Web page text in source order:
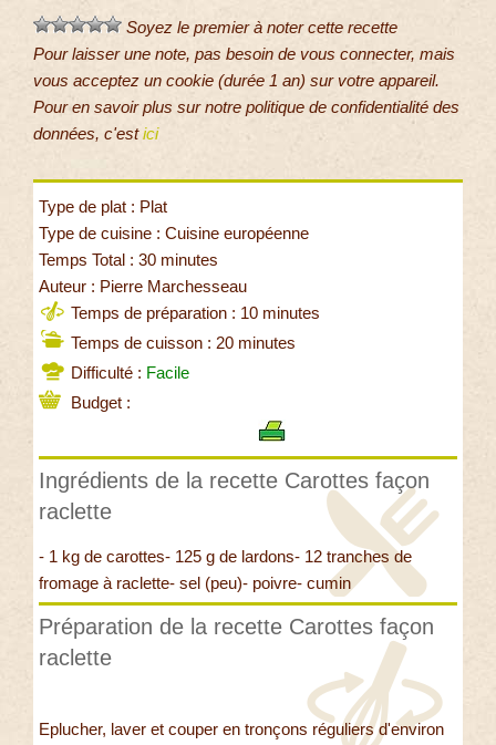
Soyez le premier à noter cette recette
Pour laisser une note, pas besoin de vous connecter, mais
vous acceptez un cookie (durée 1 an) sur votre appareil.
Pour en savoir plus sur notre politique de confidentialité des
données, c'estici
Type de plat : Plat
Type de cuisine : Cuisine européenne
Temps Total : 30 minutes
Auteur : Pierre Marchesseau
Temps de préparation : 10 minutes
Temps de cuisson : 20 minutes
Difficulté : Facile
Budget :
Ingrédients de la recette Carottes façon
raclette
- 1 kg de carottes- 125 g de lardons- 12 tranches de
fromage à raclette- sel (peu)- poivre- cumin
Préparation de la recette Carottes façon
raclette
Eplucher, laver et couper en tronçons réguliers d'environ